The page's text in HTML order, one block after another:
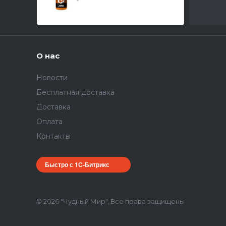
О нас
Новости
Бесплатная доставка
Доставка
Оплата
Контакты
Быстро с 1С-Битрикс
© 2026 "Чудный Мир", Все права защищены